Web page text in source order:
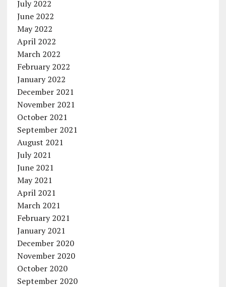
July 2022
June 2022
May 2022
April 2022
March 2022
February 2022
January 2022
December 2021
November 2021
October 2021
September 2021
August 2021
July 2021
June 2021
May 2021
April 2021
March 2021
February 2021
January 2021
December 2020
November 2020
October 2020
September 2020